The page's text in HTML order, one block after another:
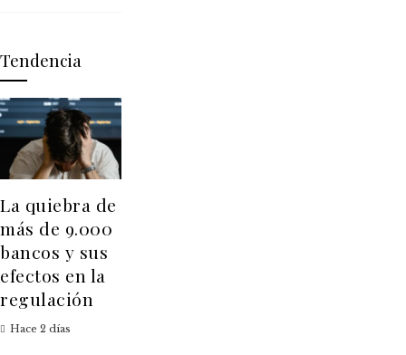
Tendencia
La quiebra de
más de 9.000
bancos y sus
efectos en la
regulación
Hace 2 días